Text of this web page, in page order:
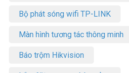
megapixel IMOU IPC-
– 4MP Fullcolor Cruiser Wifi
Bộ phát sóng wifi TP-LINK
Màn hình tương tác thông minh
Báo trộm Hikvision